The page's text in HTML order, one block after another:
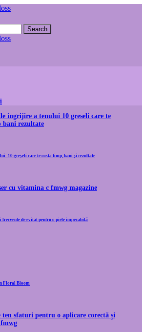
10 greșeli care te costa timp, bani și rezultate
de evitat pentru o piele impecabilă
Floral Bloom